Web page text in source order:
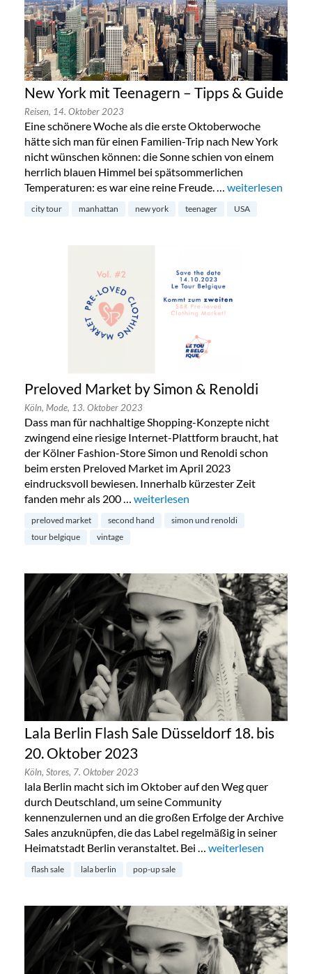
New York mit Teenagern – Tipps & Guide
Reisen, 14. Oktober 2023
Eine schönere Woche als die erste Oktoberwoche
hätte sich man für einen Familien-Trip nach New York
nicht wünschen können: die Sonne schien von einem
herrlich blauen Himmel bei spätsommerlichen
Temperaturen: es war eine reine Freude. … „New York mit
weiterlesen
city tour manhattan new york teenager USA
Preloved Market by Simon & Renoldi
Köln, Mode, 13. Oktober 2023
Dass man für nachhaltige Shopping-Konzepte nicht
zwingend eine riesige Internet-Plattform braucht, hat
der Kölner Fashion-Store Simon und Renoldi schon
beim ersten Preloved Market im April 2023
eindrucksvoll bewiesen. Innerhalb kürzester Zeit
fanden mehr als 200 … „Preloved Market by Simon &
weiterlesen
preloved market second hand
simon und renoldi
tour belgique
vintage
Lala Berlin Flash Sale Düsseldorf 18. bis
20. Oktober 2023
Köln, Stores, 7. Oktober 2023
lala Berlin macht sich im Oktober auf den Weg quer
durch Deutschland, um seine Community
kennenzulernen und an die großen Erfolge der Archive
Sales anzuknüpfen, die das Label regelmäßig in seiner
Heimatstadt Berlin veranstaltet. Bei … „Lala Berlin Flash
weiterlesen
flash sale lala berlin pop-up sale